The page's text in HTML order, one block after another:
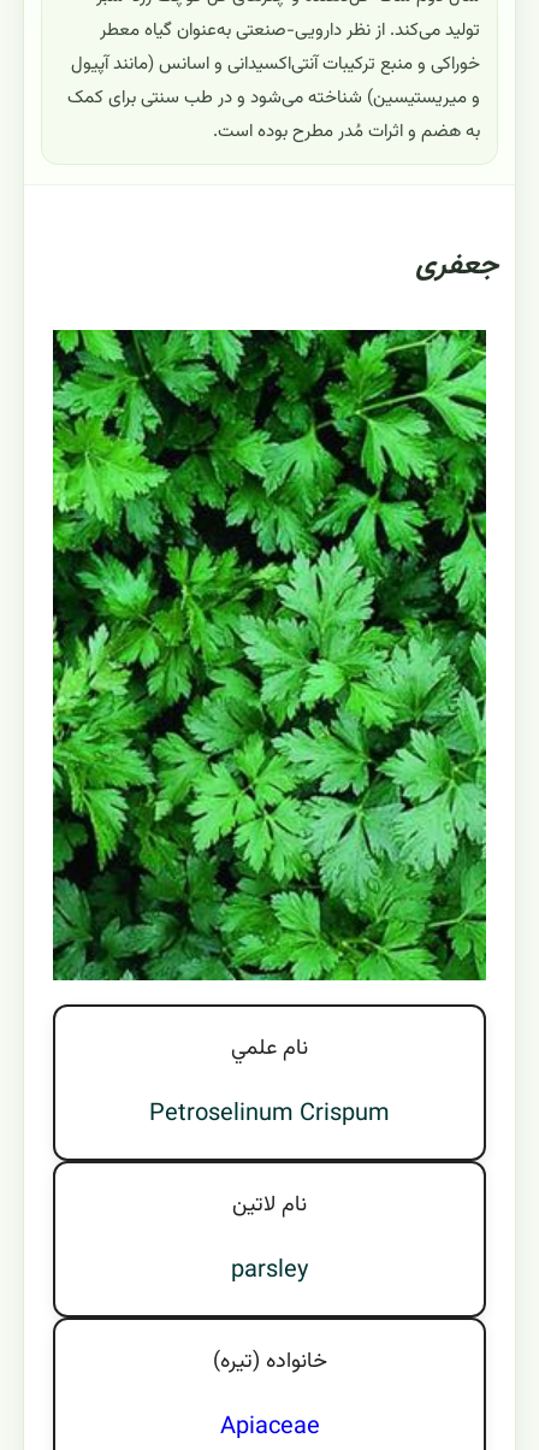
تولید می‌کند. از نظر دارویی-صنعتی به‌عنوان گیاه معطر
خوراکی و منبع ترکیبات آنتی‌اکسیدانی و اسانس (مانند آپیول
و میریستیسین) شناخته می‌شود و در طب سنتی برای کمک
به هضم و اثرات مُدر مطرح بوده است.
جعفری
نام علمي
Petroselinum Crispum
نام لاتين
parsley
خانواده (تيره)
Apiaceae